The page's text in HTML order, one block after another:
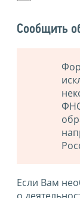
Сообщить
Если Вам